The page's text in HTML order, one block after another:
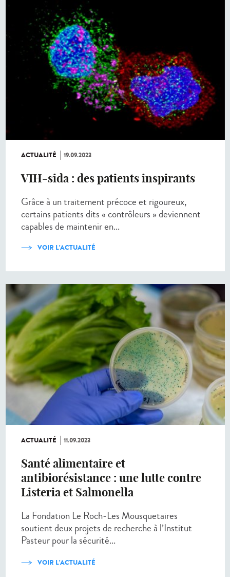
ACTUALITÉ 19.09.2023
VIH-sida : des patients inspirants
Grâce à un traitement précoce et rigoureux,
certains patients dits « contrôleurs » deviennent
capables de maintenir en...
VOIR L'ACTUALITÉ
ACTUALITÉ 11.09.2023
Santé alimentaire et
antibiorésistance : une lutte contre
Listeria et Salmonella
La Fondation Le Roch-Les Mousquetaires
soutient deux projets de recherche à l’Institut
Pasteur pour la sécurité...
VOIR L'ACTUALITÉ